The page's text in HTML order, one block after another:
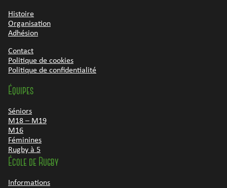
Histoire
Organisation
Adhésion
Contact
Politique de cookies
Politique de confidentialité
Équipes
Séniors
M18 – M19
M16
Féminines
Rugby à 5
École de Rugby
Informations